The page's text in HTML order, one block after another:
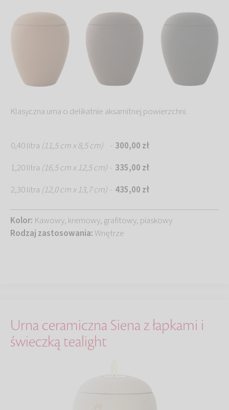
Klasyczna urna o delikatnie aksamitnej powierzchni.
0,40 litra (11,5 cm x 8,5 cm) - 300,00 zł
1,20 litra (16,5 cm x 12,5 cm) - 335,00 zł
2,30 litra (12,0 cm x 13,7 cm) - 435,00 zł
Kolor: Kawowy, kremowy, grafitowy, piaskowy
Rodzaj zastosowania:Wnętrze
Urna ceramiczna Siena z łapkami i
świeczką tealight